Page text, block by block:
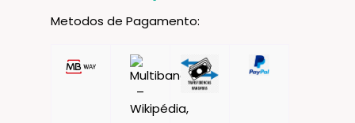
Metodos de Pagamento: